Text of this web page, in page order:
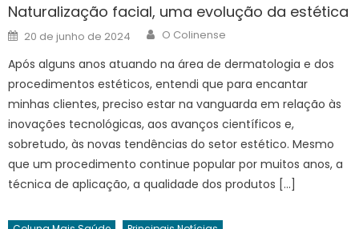
Naturalização facial, uma evolução da estética
Posted
on
20 de junho de 2024 Author
O Colinense
Após alguns anos atuando na área de dermatologia e dos
procedimentos estéticos, entendi que para encantar
minhas clientes, preciso estar na vanguarda em relação às
inovações tecnológicas, aos avanços científicos e,
sobretudo, às novas tendências do setor estético. Mesmo
que um procedimento continue popular por muitos anos, a
técnica de aplicação, a qualidade dos produtos […]